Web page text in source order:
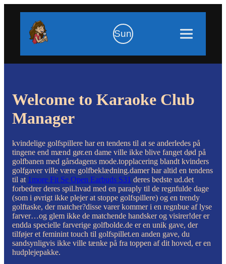
Sun
Welcome to Karaoke Club
Manager
kvindelige golfspillere har en tendens til at se anderledes på
tingene end mænd gør.en dame ville ikke blive fanget død på
golfbanen med gårsdagens mode.topplacering blandt kvinders
golfgaver ville være golfbeklædning.damer har altid en tendens
til at 1more Fit Se Open Earbuds S31 deres bedste ud.det
forbedrer deres spil.hvad med en paraply til de regnfulde dage
(som i øvrigt ikke plejer at stoppe golfspillere) og en trendy
golftaske, der matcher?disse varer kommer i en regnbue af lyse
farver…og glem ikke de matchende handsker og visirer!der er
endda specielle farverige golfbolde.de er en unik gave, der
tilføjer et feminint touch til golfspillet.en anden gave, du
sandsynligvis ikke ville tænke på fra toppen af ​​dit hoved, er en
hudplejepakke.